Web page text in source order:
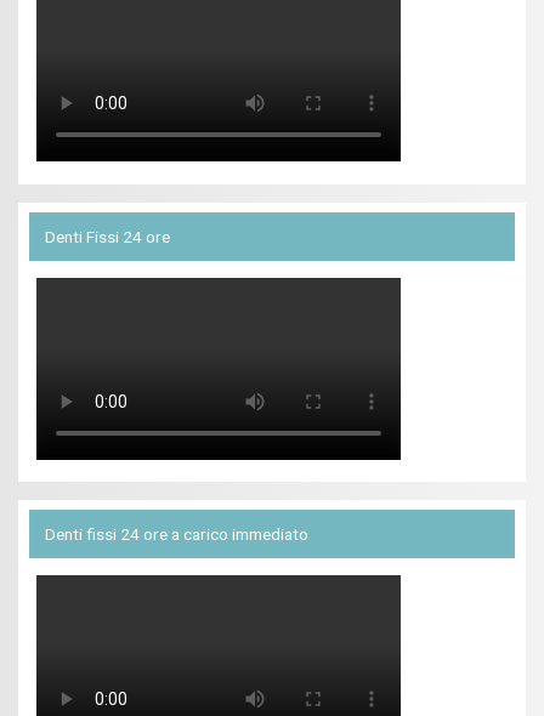
Denti Fissi 24 ore
Denti fissi 24 ore a carico immediato